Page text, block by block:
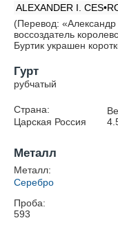
ALEXANDER I.
(Перевод:
воссоздатель
Буртик украшен
Гурт
рубчатый
Страна:
Царская Россия
Металл
Металл:
Серебро
Проба:
593